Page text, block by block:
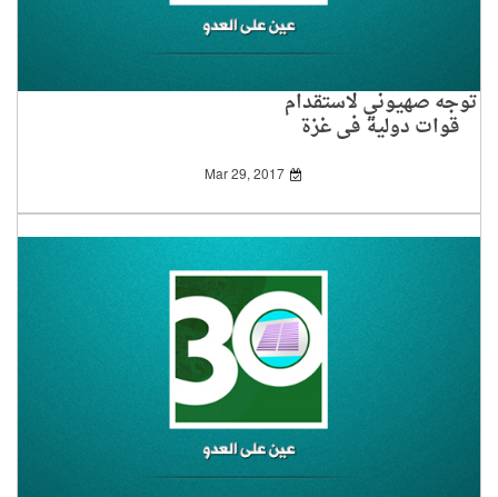
توجه صهيوني لاستقدام
قوات دولية في غزة
Mar 29, 2017